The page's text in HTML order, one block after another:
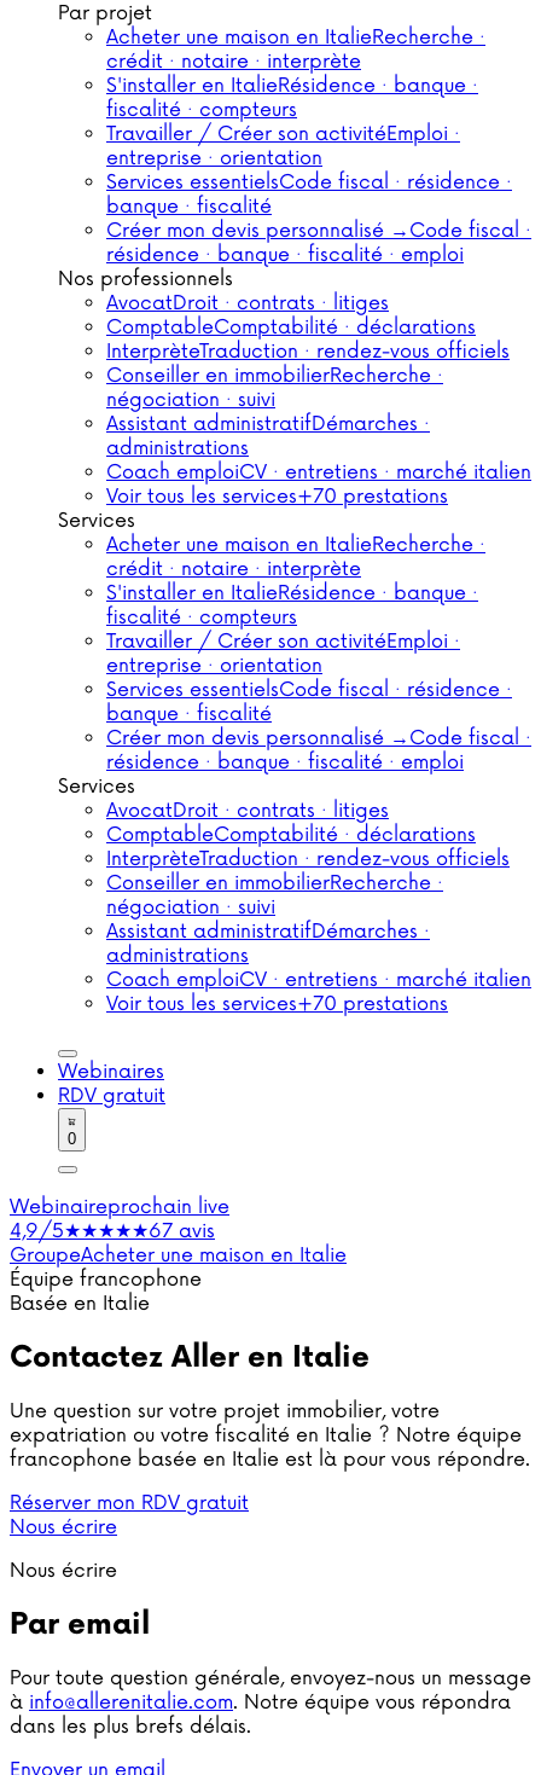
Par projet
Acheter une maison en ItalieRecherche ·
crédit · notaire · interprète
S'installer en ItalieRésidence · banque ·
fiscalité · compteurs
Travailler / Créer son activitéEmploi ·
entreprise · orientation
Services essentielsCode fiscal · résidence ·
banque · fiscalité
Créer mon devis personnalisé → Code fiscal ·
résidence · banque · fiscalité · emploi
Nos professionnels
AvocatDroit · contrats · litiges
ComptableComptabilité · déclarations
InterprèteTraduction · rendez-vous officiels
Conseiller en immobilierRecherche ·
négociation · suivi
Assistant administratifDémarches ·
administrations
Coach emploiCV · entretiens · marché italien
Voir tous les services+70 prestations
Services
Acheter une maison en ItalieRecherche ·
crédit · notaire · interprète
S'installer en ItalieRésidence · banque ·
fiscalité · compteurs
Travailler / Créer son activitéEmploi ·
entreprise · orientation
Services essentielsCode fiscal · résidence ·
banque · fiscalité
Créer mon devis personnalisé → Code fiscal ·
résidence · banque · fiscalité · emploi
Services
AvocatDroit · contrats · litiges
ComptableComptabilité · déclarations
InterprèteTraduction · rendez-vous officiels
Conseiller en immobilierRecherche ·
négociation · suivi
Assistant administratifDémarches ·
administrations
Coach emploiCV · entretiens · marché italien
Voir tous les services+70 prestations
Webinaires
RDV gratuit
0
Webinaireprochain live
4,9/5★★★★★67 avis
GroupeAcheter une maison en Italie
Équipe francophone
Basée en Italie
Contactez Aller en Italie
Une question sur votre projet immobilier, votre
expatriation ou votre fiscalité en Italie ? Notre équipe
francophone basée en Italie est là pour vous répondre.
Réserver mon RDV gratuit
Nous écrire
Nous écrire
Par email
Pour toute question générale, envoyez-nous un message
à info@allerenitalie.com. Notre équipe vous répondra
dans les plus brefs délais.
Envoyer un email